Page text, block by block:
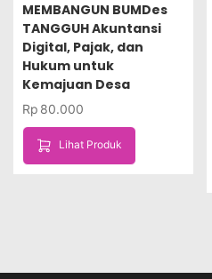
MEMBANGUN BUMDes
TANGGUH Akuntansi
Digital, Pajak, dan
Hukum untuk
Kemajuan Desa
Rp 80.000
Lihat Produk